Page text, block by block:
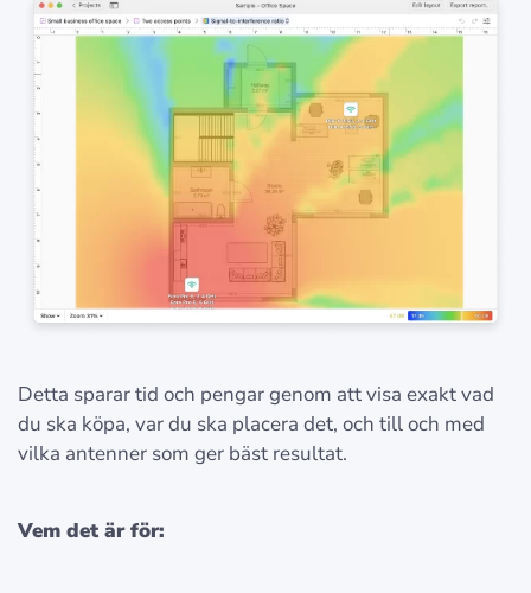
Detta sparar tid och pengar genom att visa exakt vad
du ska köpa, var du ska placera det, och till och med
vilka antenner som ger bäst resultat.
Vem det är för: